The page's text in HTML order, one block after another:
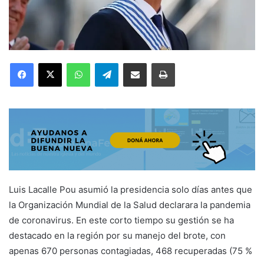
Telegram
Luis Lacalle Pou asumió la presidencia solo días antes que
la Organización Mundial de la Salud declarara la pandemia
de coronavirus. En este corto tiempo su gestión se ha
destacado en la región por su manejo del brote, con
apenas 670 personas contagiadas, 468 recuperadas (75 %